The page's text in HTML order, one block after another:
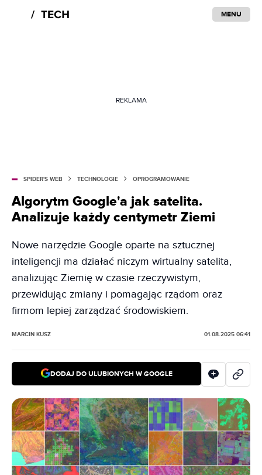
MENU
REKLAMA
SPIDER'S WEB TECHNOLOGIE OPROGRAMOWANIE
Algorytm Google'a jak satelita.
Analizuje każdy centymetr Ziemi
Nowe narzędzie Google oparte na sztucznej
inteligencji ma działać niczym wirtualny satelita,
analizując Ziemię w czasie rzeczywistym,
przewidując zmiany i pomagając rządom oraz
firmom lepiej zarządzać środowiskiem.
MARCIN KUSZ 01.08.2025 06:41
DODAJ DO ULUBIONYCH W GOOGLE